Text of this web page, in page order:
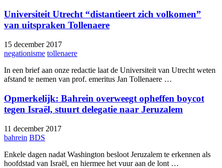
Universiteit Utrecht “distantieert zich volkomen”
van uitspraken Tollenaere
15 december 2017
negationisme tollenaere
In een brief aan onze redactie laat de Universiteit van Utrecht weten
afstand te nemen van prof. emeritus Jan Tollenaere …
Opmerkelijk: Bahrein overweegt opheffen boycot
tegen Israël, stuurt delegatie naar Jeruzalem
11 december 2017
bahrein BDS
Enkele dagen nadat Washington besloot Jeruzalem te erkennen als
hoofdstad van Israël, en hiermee het vuur aan de lont …